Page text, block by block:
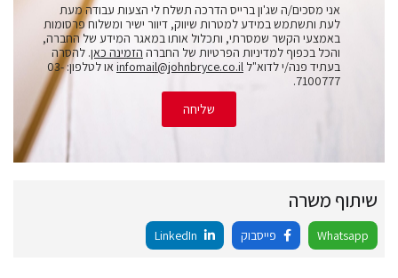
אני מסכים/ה שג'ון ברייס הדרכה תשלח לי הצעות עבודה מעת
לעת ותשתמש במידע למטרות שיווק, דיוור ישיר ומשלוח פרסומות
באמצעי הקשר שמסרתי, ותכלול אותו במאגר המידע של החברה,
והכל בכפוף למדיניות הפרטיות של החברה הזמינה כאן. להסרה
בעתיד פנה/י לדוא"ל infomail@johnbryce.co.il
או לטלפון: 03-
7100777.
שליחה
שיתוף משרה
Whatsapp פייסבוק